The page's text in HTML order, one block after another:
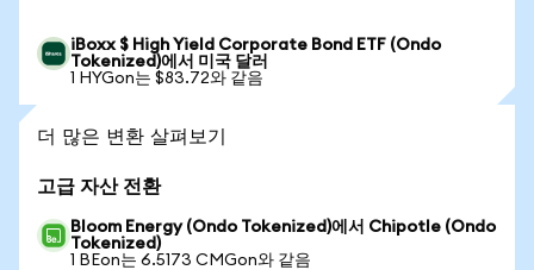
iBoxx $ High Yield Corporate Bond ETF (Ondo
Tokenized)에서 미국 달러
1 HYGon는 $83.72와 같음
더 많은 변환 살펴보기
고급 자산 전환
Bloom Energy (Ondo Tokenized)에서 Chipotle (Ondo
Tokenized)
1 BEon는 6.5173 CMGon와 같음